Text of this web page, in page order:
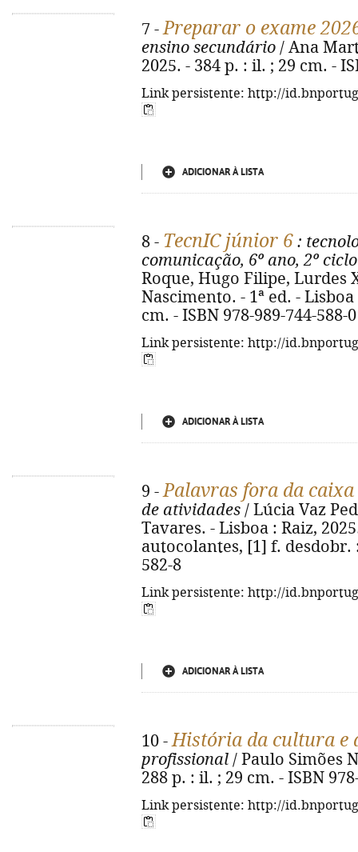
7 -Preparar o exame
ensino secundário / Ana
2025. - 384 p. : il. ; 29 cm. -
Link persistente: http://
ADICIONAR À LISTA
8 - TecnIC júnior 6 :
comunicação, 6º ano, 2º
Roque, Hugo Filipe, Lurdes
Nascimento. - 1ª ed. -
cm. - ISBN 978-989-744-588-0
Link persistente: http://
ADICIONAR À LISTA
9 -Palavras fora da caixa
de atividades / Lúcia Vaz
Tavares. - Lisboa : Raiz,
autocolantes, [1] f. desdobr.
582-8
Link persistente: http://
ADICIONAR À LISTA
10 -História da cultura e
profissional / Paulo Simões
288 p. : il. ; 29 cm. - ISBN
Link persistente: http://